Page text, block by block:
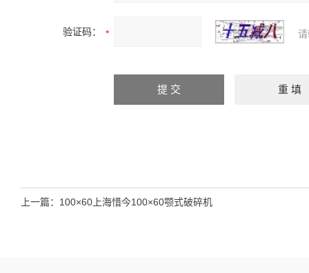
验证码：
上一篇： 100×60上海惜今100×60颚式破碎机